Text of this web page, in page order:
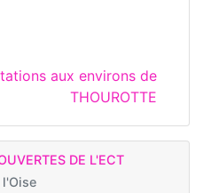
aux environs de
THOUROTTE
DE L'ECT
l'Oise